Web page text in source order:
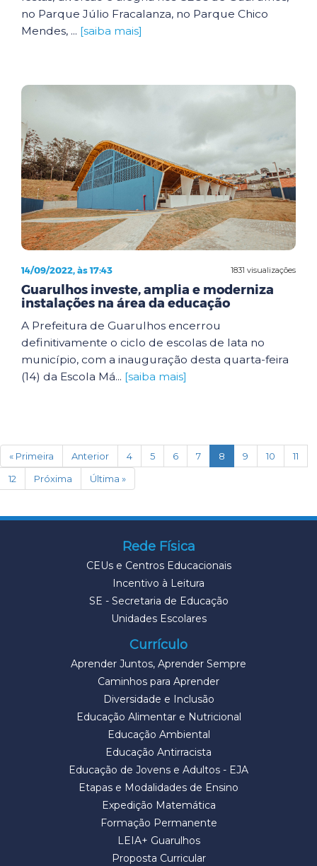
no Parque Júlio Fracalanza, no Parque Chico
Mendes, ... [saiba mais]
1831 visualizações
14/09/2022, às 17:43
Guarulhos investe, amplia e moderniza
instalações na área da educação
A Prefeitura de Guarulhos encerrou
definitivamente o ciclo de escolas de lata no
município, com a inauguração desta quarta-feira
(14) da Escola Má... [saiba mais]
« Primeira Anterior 4 5 6 7 8 (current)
9 10
11
12
Próxima Última »
Rede Física
CEUs e Centros Educacionais
Incentivo à Leitura
SE - Secretaria de Educação
Unidades Escolares
Currículo
Aprender Juntos, Aprender Sempre
Caminhos para Aprender
Diversidade e Inclusão
Educação Alimentar e Nutricional
Educação Ambiental
Educação Antirracista
Educação de Jovens e Adultos - EJA
Etapas e Modalidades de Ensino
Expedição Matemática
Formação Permanente
LEIA+ Guarulhos
Proposta Curricular